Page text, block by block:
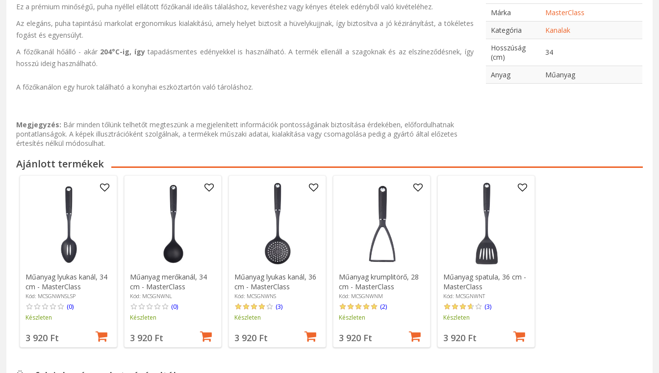
Ez a prémium minőségű, puha nyéllel ellátott főzőkanál ideális tálaláshoz, keveréshez vagy kényes ételek edényből való kivételéhez.
Az elegáns, puha tapintású markolat ergonomikus kialakítású, amely helyet biztosít a hüvelykujjnak, így biztosítva a jó kézirányítást, a tökéletes
fogást és egyensúlyt.
A főzőkanál hőálló - akár 204°C-ig, ígytapadásmentes edényekkel is használható. A termék ellenáll a szagoknak és az elszíneződésnek, így
hosszú ideig használható.
A főzőkanálon egy hurok található a konyhai eszköztartón való tároláshoz.
Márka
MasterClass
Kategória
Kanalak
Hosszúság
(cm)
34
Anyag Műanyag
Megjegyzés: Bár minden tőlünk telhetőt megteszünk a megjelenített információk pontosságának biztosítása érdekében, előfordulhatnak
pontatlanságok. A képek illusztrációként szolgálnak, a termékek műszaki adatai, kialakítása vagy csomagolása pedig a gyártó által előzetes
értesítés nélkül módosulhat.
Ajánlott termékek
Műanyag lyukas kanál, 34
cm - MasterClass
Kód: MCSGNWNSLSP
(0)
Készleten
3 920 Ft
Műanyag merőkanál, 34
cm - MasterClass
Kód: MCSGNWNL
(0)
Készleten
3 920 Ft
Műanyag lyukas kanál, 36
cm - MasterClass
Kód: MCSGNWNS
(3)
Készleten
3 920 Ft
Műanyag krumplitörő, 28
cm - MasterClass
Kód: MCSGNWNM
(2)
Készleten
3 920 Ft
Műanyag spatula, 36 cm -
MasterClass
Kód: MCSGNWNT
(3)
Készleten
3 920 Ft